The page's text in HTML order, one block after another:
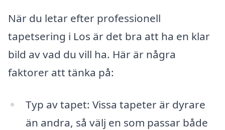
När du letar efter professionell
tapetsering i Los är det bra att ha en klar
bild av vad du vill ha. Här är några
faktorer att tänka på:
Typ av tapet: Vissa tapeter är dyrare
än andra, så välj en som passar både